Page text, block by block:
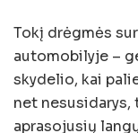
Tokį drėgmės
automobilyje –
skydelio, kai
net
aprasojusių